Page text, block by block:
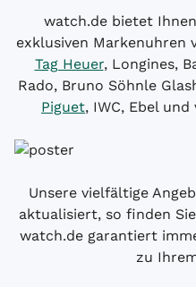
watch.de bietet
exklusiven Markenuhren
Tag Heuer, Longines,
Rado, Bruno Söhnle
Piguet, IWC, Ebel
Unsere vielfältige
aktualisiert, so finden
watch.de garantiert
zu